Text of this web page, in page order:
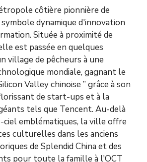
côtière pionnière de
dynamique d'innovation
Située à proximité de
est passée en quelques
village de pêcheurs à une
mondiale, gagnant le
Valley chinoise ” grâce à son
de start-ups et à la
tels que Tencent. Au-delà
ciel emblématiques, la ville offre
culturelles dans les anciens
de Splendid China et des
pour toute la famille à l'OCT